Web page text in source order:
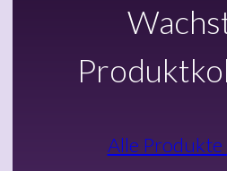
Alle Produkte